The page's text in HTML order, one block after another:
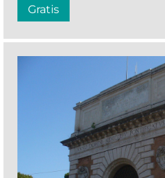
Gratis